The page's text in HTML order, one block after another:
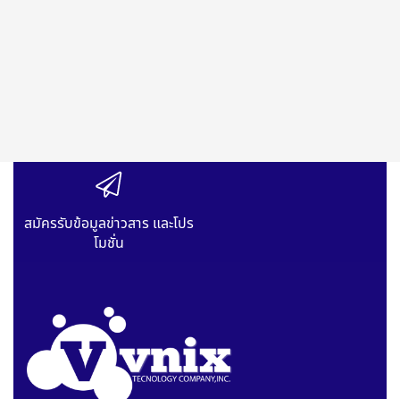
สมัครรับข้อมูลข่าวสาร และโปร
โมชั่น